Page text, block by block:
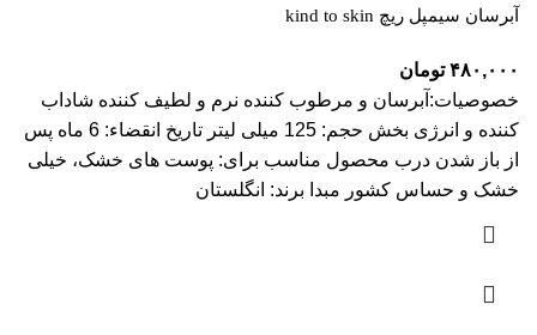
آبرسان سیمپل ریچ kind to skin
۴۸۰,۰۰۰ تومان
خصوصیات:آبرسان و مرطوب کننده نرم و لطیف کننده شاداب
کننده و انرژی بخش حجم: 125 میلی لیتر تاریخ انقضاء: 6 ماه پس
از باز شدن درب محصول مناسب برای: پوست های خشک، خیلی
خشک و حساس کشور مبدا برند: انگلستان